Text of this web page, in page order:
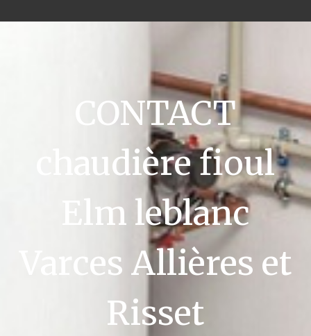
CONTACT
chaudière fioul
Elm leblanc
Varces Allières et
Risset